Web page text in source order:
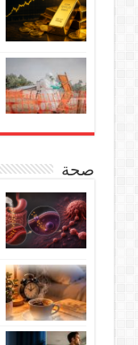
صحة